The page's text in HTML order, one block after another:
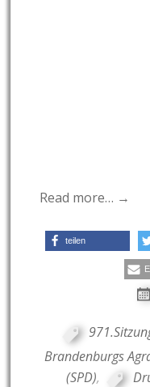
Read more… →
teilen
Brandenburgs
(SPD),